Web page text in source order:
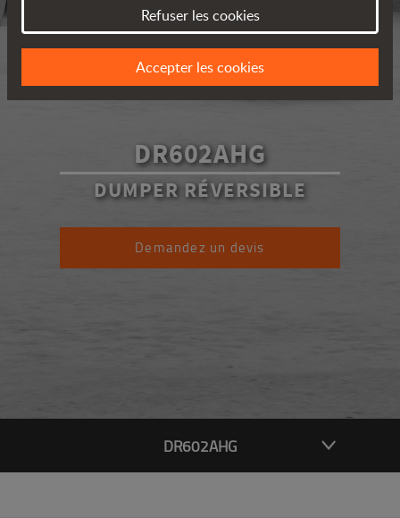
DR602AHG
DUMPER RÉVERSIBLE
Demandez un devis
DR602AHG
Refuser les cookies
Accepter les cookies